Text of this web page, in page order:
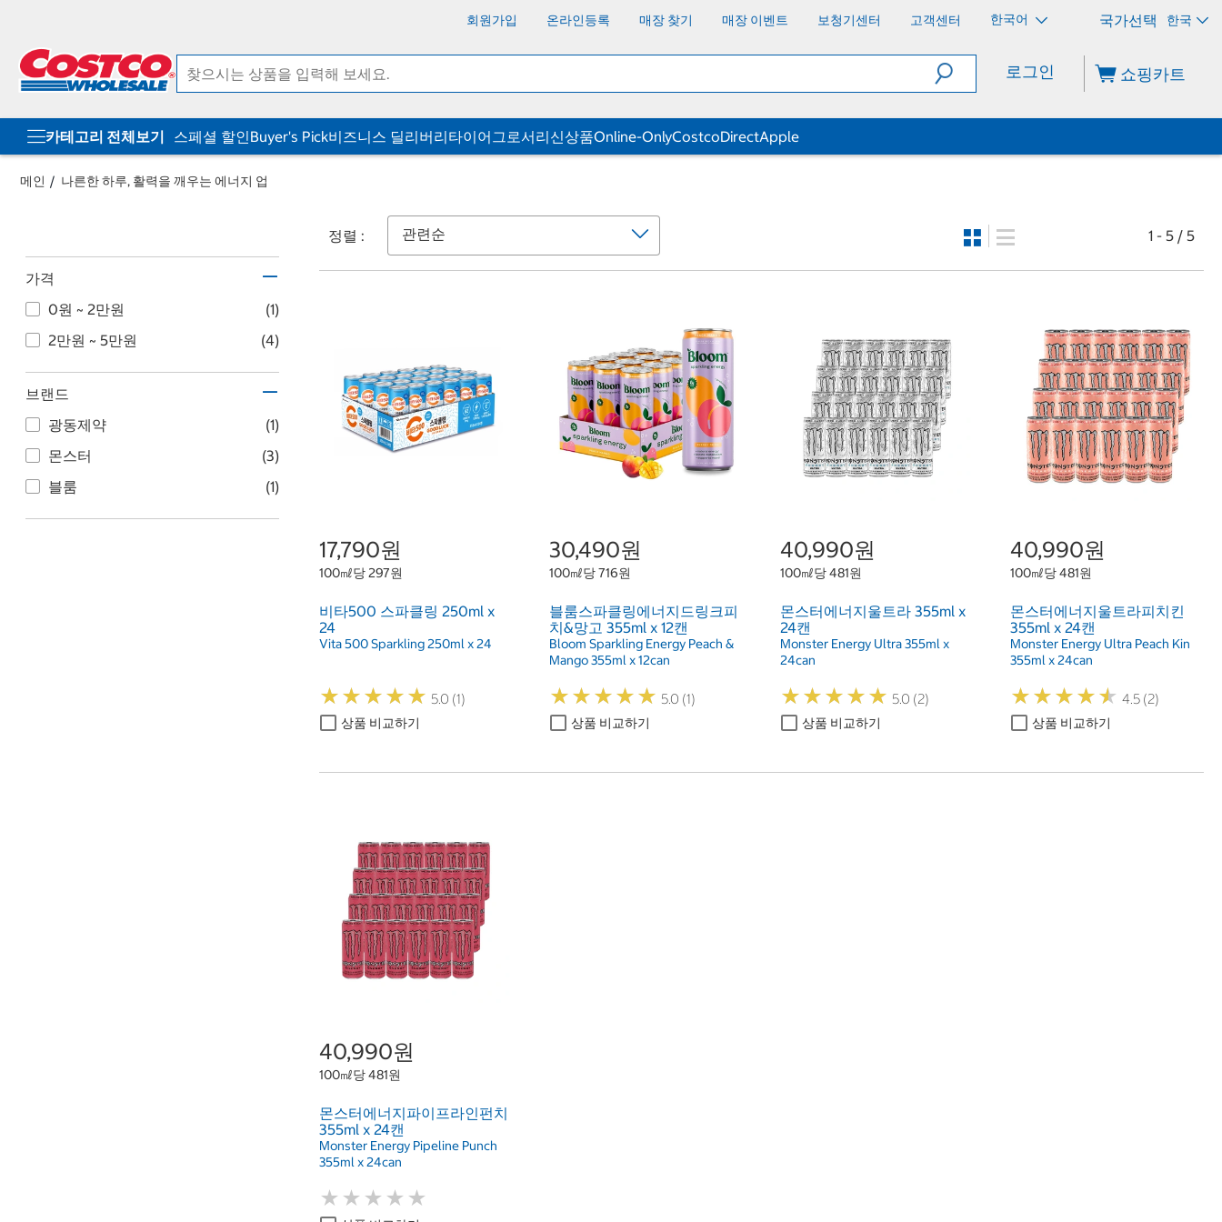
회원가입 온라인등록 매장 찾기 매장 이벤트 보청기센터 고객센터 한국어 한국
로그인 쇼핑카트
카테고리 전체보기 스페셜 할인Buyer's Pick비즈니스 딜리버리타이어그로서리신상품Online-OnlyCostcoDirectApple
메인 나른한 하루, 활력을 깨우는 에너지 업
가격
0원 ~ 2만원
(1)
2만원 ~ 5만원
(4)
브랜드
광동제약
(1)
몬스터
(3)
블룸
(1)
정렬 : 1 - 5 / 5
17,790원
100㎖당 297원
비타500 스파클링 250ml x
24
Vita 500 Sparkling 250ml x 24
★★★★★
★★★★★ 5.0 (1)
상품 비교하기
30,490원
100㎖당 716원
블룸스파클링에너지드링크피
치&망고 355ml x 12캔
Bloom Sparkling Energy Peach &
Mango 355ml x 12can
★★★★★
★★★★★ 5.0 (1)
상품 비교하기
40,990원
100㎖당 481원
몬스터에너지울트라 355ml x
24캔
Monster Energy Ultra 355ml x
24can
★★★★★
★★★★★ 5.0 (2)
상품 비교하기
40,990원
100㎖당 481원
몬스터에너지울트라피치킨
355ml x 24캔
Monster Energy Ultra Peach Kin
355ml x 24can
★★★★★
★★★★★ 4.5 (2)
상품 비교하기
40,990원
100㎖당 481원
몬스터에너지파이프라인펀치
355ml x 24캔
Monster Energy Pipeline Punch
355ml x 24can
★ ★ ★ ★ ★
★ ★ ★ ★ ★